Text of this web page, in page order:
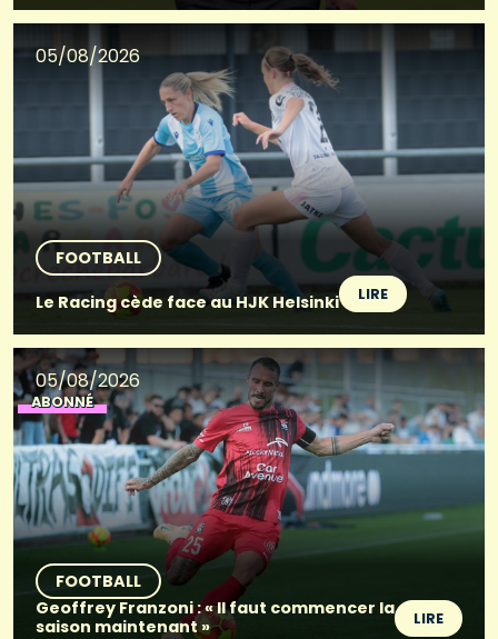
05/08/2026
FOOTBALL
Le Racing cède face au HJK Helsinki
LIRE
05/08/2026
ABONNÉ
FOOTBALL
Geoffrey Franzoni : « Il faut commencer la
saison maintenant »
LIRE